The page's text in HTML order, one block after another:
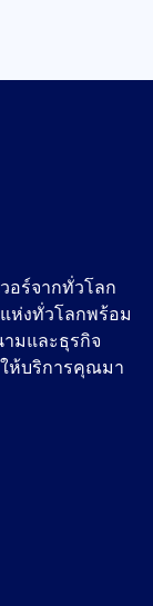
ย่างไม่ต้อง
ในปัจจุบัน
ที่มี
อร์จากทั่วโลก
ห่งทั่วโลกพร้อม
มและธุรกิจ
ให้บริการคุณมา